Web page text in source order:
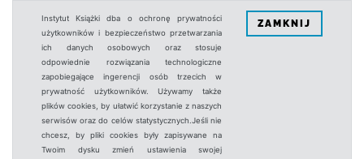
Instytut Książki dba o ochronę prywatności
użytkowników i bezpieczeństwo przetwarzania
ich danych osobowych oraz stosuje
odpowiednie rozwiązania technologiczne
zapobiegające ingerencji osób trzecich w
prywatność użytkowników. Używamy także
plików cookies, by ułatwić korzystanie z naszych
serwisów oraz do celów statystycznych.Jeśli nie
chcesz, by pliki cookies były zapisywane na
Twoim dysku zmień ustawienia swojej
ZAMKNIJ